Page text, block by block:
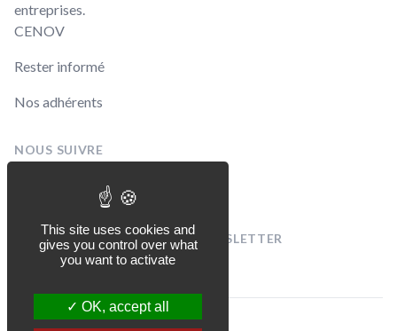
entreprises.
CENOV
Rester informé
Nos adhérents
NOUS SUIVRE
Facebook
INSCRIVEZ-VOUS À NOTRE NEWSLETTER
[sibwp_form id=1]
This site uses cookies and
gives you control over what
you want to activate
OK, accept all